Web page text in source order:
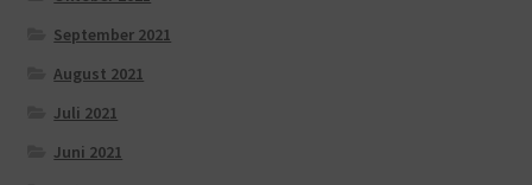
September 2021
August 2021
Juli 2021
Juni 2021